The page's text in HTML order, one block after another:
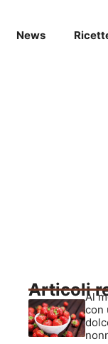
News
ArticoliAl
con